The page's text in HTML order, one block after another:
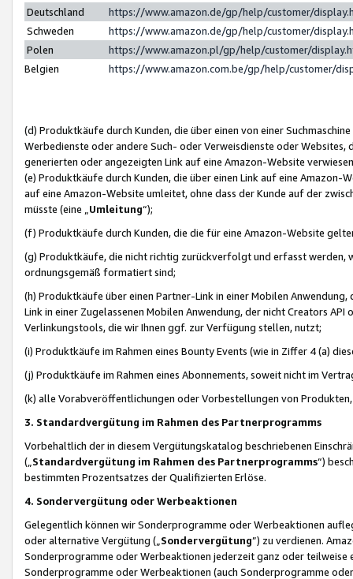
Deutschland
https://www.amazon.de/gp/help/customer/
Schweden
https://www.amazon.de/gp/help/customer/
Polen
https://www.amazon.pl/gp/help/customer/
Belgien
https://www.amazon.com.be/gp/help/customer/
(d) Produktkäufe durch Kunden, die über einen von einer
Werbedienste oder andere Such- oder Verweisdienste oder Websites,
generierten oder angezeigten Link auf eine Amazon-Website
(e) Produktkäufe durch Kunden, die über einen Link auf eine
auf eine Amazon-Website umleitet, ohne dass der Kunde auf der
müsste (eine „ Umleitung“);
(f) Produktkäufe durch Kunden, die die für eine Amazon-Website
(g) Produktkäufe, die nicht richtig zurückverfolgt und erfasst werden,
ordnungsgemäß formatiert sind;
(h) Produktkäufe über einen Partner-Link in einer Mobilen
Link in einer Zugelassenen Mobilen Anwendung, der nicht Creators
Verlinkungstools, die wir Ihnen ggf. zur Verfügung stellen, nutzt;
(i) Produktkäufe im Rahmen eines Bounty Events (wie in Ziffer 4 (a)
(j) Produktkäufe im Rahmen eines Abonnements, soweit nicht im
(k) alle Vorabveröffentlichungen oder Vorbestellungen von
3. Standardvergütung im Rahmen des Partnerprogramms
Vorbehaltlich der in diesem Vergütungskatalog beschriebenen
(„ Standardvergütung im Rahmen des Partnerprogramms“)
bestimmten Prozentsatzes der Qualifizierten Erlöse.
4. Sondervergütung oder Werbeaktionen
Gelegentlich können wir Sonderprogramme oder Werbeaktionen
oder alternative Vergütung („ Sondervergütung”) zu verdienen.
Sonderprogramme oder Werbeaktionen jederzeit ganz oder
Sonderprogramme oder Werbeaktionen (auch Sonderprogramme